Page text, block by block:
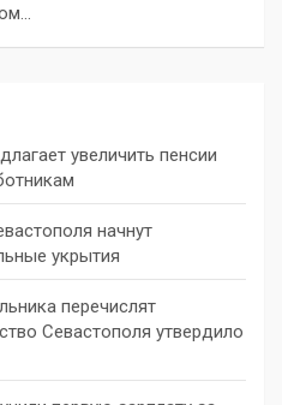
увеличить пенсии
начнут
укрытия
перечислят
Севастополя утвердило